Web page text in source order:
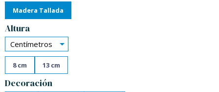
Madera Tallada
Altura
Centímetros
8 cm 13 cm
Decoración